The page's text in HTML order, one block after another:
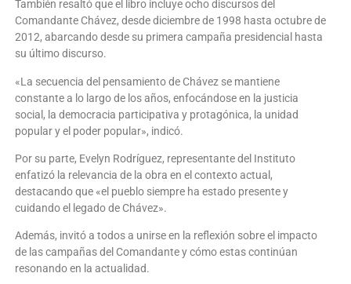
También resaltó que el libro incluye ocho discursos del
Comandante Chávez, desde diciembre de 1998 hasta octubre de
2012, abarcando desde su primera campaña presidencial hasta
su último discurso.
«La secuencia del pensamiento de Chávez se mantiene
constante a lo largo de los años, enfocándose en la justicia
social, la democracia participativa y protagónica, la unidad
popular y el poder popular», indicó.
Por su parte, Evelyn Rodríguez, representante del Instituto
enfatizó la relevancia de la obra en el contexto actual,
destacando que «el pueblo siempre ha estado presente y
cuidando el legado de Chávez».
Además, invitó a todos a unirse en la reflexión sobre el impacto
de las campañas del Comandante y cómo estas continúan
resonando en la actualidad.